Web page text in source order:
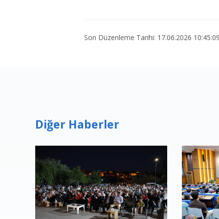
Son Düzenleme Tarihi: 17.06.2026
Diğer Haberler